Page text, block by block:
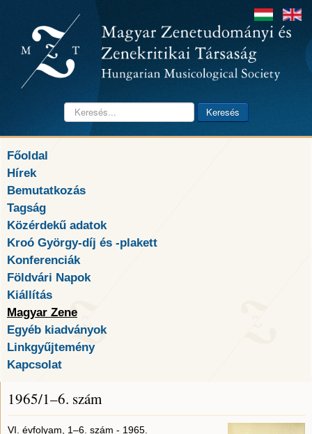
Keresés... Keresés
Főoldal
Hírek
Bemutatkozás
Tagság
Közérdekű adatok
Kroó György-díj és -plakett
Konferenciák
Földvári Napok
Kiállítás
Magyar Zene
Egyéb kiadványok
Linkgyűjtemény
Kapcsolat
1965/1–6. szám
VI. évfolyam, 1–6. szám - 1965.